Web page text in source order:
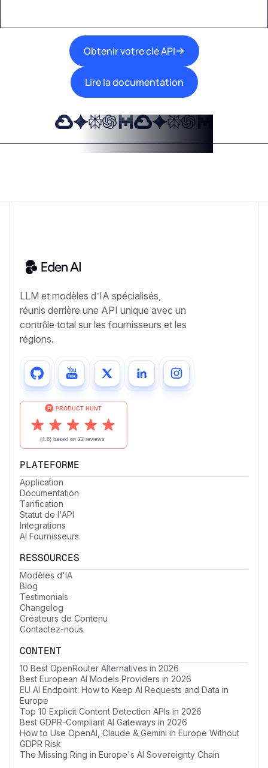
Obtenir votre clé API
Lire la documentation
LLM et modèles d’IA spécialisés,
réunis derrière une API unique avec un
contrôle total sur les fournisseurs et les
régions.
PLATEFORME
Application
Documentation
Tarification
Statut de l'API
Integrations
AI Fournisseurs
RESSOURCES
Modèles d'IA
Blog
Testimonials
Changelog
Créateurs de Contenu
Contactez-nous
CONTENT
10 Best OpenRouter Alternatives in 2026
Best European AI Models Providers in 2026
EU AI Endpoint: How to Keep AI Requests and Data in
Europe
Top 10 Explicit Content Detection APIs in 2026
Best GDPR-Compliant AI Gateways in 2026
How to Use OpenAI, Claude & Gemini in Europe Without
GDPR Risk
The Missing Ring in Europe's AI Sovereignty Chain